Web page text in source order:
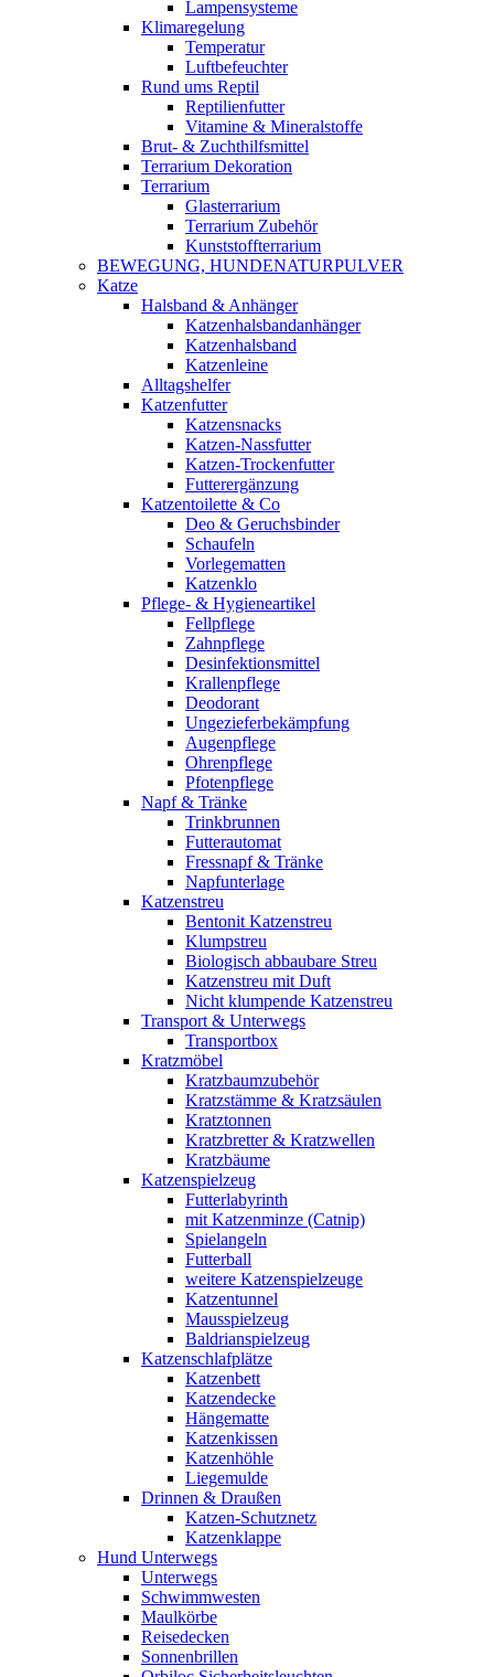
Lampensysteme
Klimaregelung
Temperatur
Luftbefeuchter
Rund ums Reptil
Reptilienfutter
Vitamine & Mineralstoffe
Brut- & Zuchthilfsmittel
Terrarium Dekoration
Terrarium
Glasterrarium
Terrarium Zubehör
Kunststoffterrarium
BEWEGUNG, HUNDENATURPULVER
Katze
Halsband & Anhänger
Katzenhalsbandanhänger
Katzenhalsband
Katzenleine
Alltagshelfer
Katzenfutter
Katzensnacks
Katzen-Nassfutter
Katzen-Trockenfutter
Futterergänzung
Katzentoilette & Co
Deo & Geruchsbinder
Schaufeln
Vorlegematten
Katzenklo
Pflege- & Hygieneartikel
Fellpflege
Zahnpflege
Desinfektionsmittel
Krallenpflege
Deodorant
Ungezieferbekämpfung
Augenpflege
Ohrenpflege
Pfotenpflege
Napf & Tränke
Trinkbrunnen
Futterautomat
Fressnapf & Tränke
Napfunterlage
Katzenstreu
Bentonit Katzenstreu
Klumpstreu
Biologisch abbaubare Streu
Katzenstreu mit Duft
Nicht klumpende Katzenstreu
Transport & Unterwegs
Transportbox
Kratzmöbel
Kratzbaumzubehör
Kratzstämme & Kratzsäulen
Kratztonnen
Kratzbretter & Kratzwellen
Kratzbäume
Katzenspielzeug
Futterlabyrinth
mit Katzenminze (Catnip)
Spielangeln
Futterball
weitere Katzenspielzeuge
Katzentunnel
Mausspielzeug
Baldrianspielzeug
Katzenschlafplätze
Katzenbett
Katzendecke
Hängematte
Katzenkissen
Katzenhöhle
Liegemulde
Drinnen & Draußen
Katzen-Schutznetz
Katzenklappe
Hund Unterwegs
Unterwegs
Schwimmwesten
Maulkörbe
Reisedecken
Sonnenbrillen